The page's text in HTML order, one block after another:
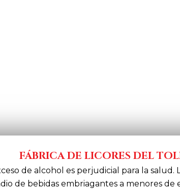
FÁBRICA DE LICORES DEL
de alcohol es perjudicial para la salud.
de bebidas embriagantes a menores de